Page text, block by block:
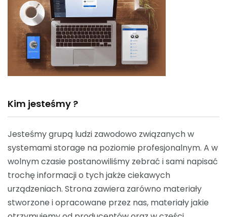
Kim jesteśmy ?
Jesteśmy grupą ludzi zawodowo związanych w
systemami storage na poziomie profesjonalnym. A w
wolnym czasie postanowiliśmy zebrać i sami napisać
trochę informacji o tych jakże ciekawych
urządzeniach. Strona zawiera zarówno materiały
stworzone i opracowane przez nas, materiały jakie